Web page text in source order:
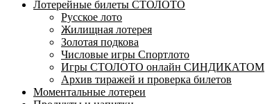
Лотерейные билеты СТОЛОТО
Русское лото
Жилищная лотерея
Золотая подкова
Числовые игры Спортлото
Игры СТОЛОТО онлайн СИНДИКАТОМ
Архив тиражей и проверка билетов
Моментальные лотереи